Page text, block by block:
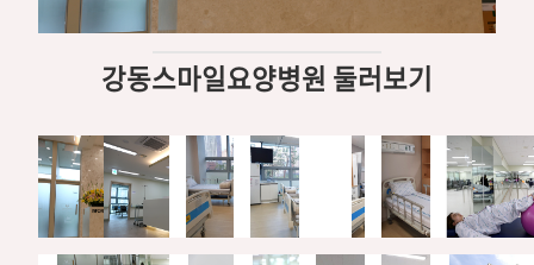
강동스마일요양병원 둘러보기